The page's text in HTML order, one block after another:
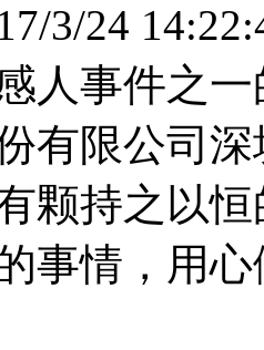
3/24
人事件之
有限公司
颗持之以
事情，用